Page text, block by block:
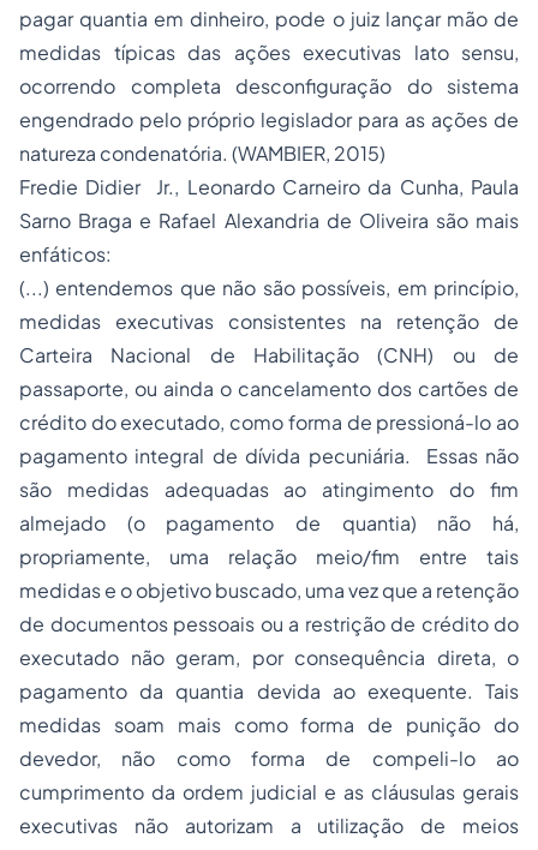
pagar quantia em dinheiro, pode o juiz lançar mão de
medidas típicas das ações executivas lato sensu,
ocorrendo completa desconfiguração do sistema
engendrado pelo próprio legislador para as ações de
natureza condenatória. (WAMBIER, 2015)
Fredie Didier Jr., Leonardo Carneiro da Cunha, Paula
Sarno Braga e Rafael Alexandria de Oliveira são mais
enfáticos:
(...) entendemos que não são possíveis, em princípio,
medidas executivas consistentes na retenção de
Carteira Nacional de Habilitação (CNH) ou de
passaporte, ou ainda o cancelamento dos cartões de
crédito do executado, como forma de pressioná-lo ao
pagamento integral de dívida pecuniária. Essas não
são medidas adequadas ao atingimento do fim
almejado (o pagamento de quantia) não há,
propriamente, uma relação meio/fim entre tais
medidas e o objetivo buscado, uma vez que a retenção
de documentos pessoais ou a restrição de crédito do
executado não geram, por consequência direta, o
pagamento da quantia devida ao exequente. Tais
medidas soam mais como forma de punição do
devedor, não como forma de compeli-lo ao
cumprimento da ordem judicial e as cláusulas gerais
executivas não autorizam a utilização de meios